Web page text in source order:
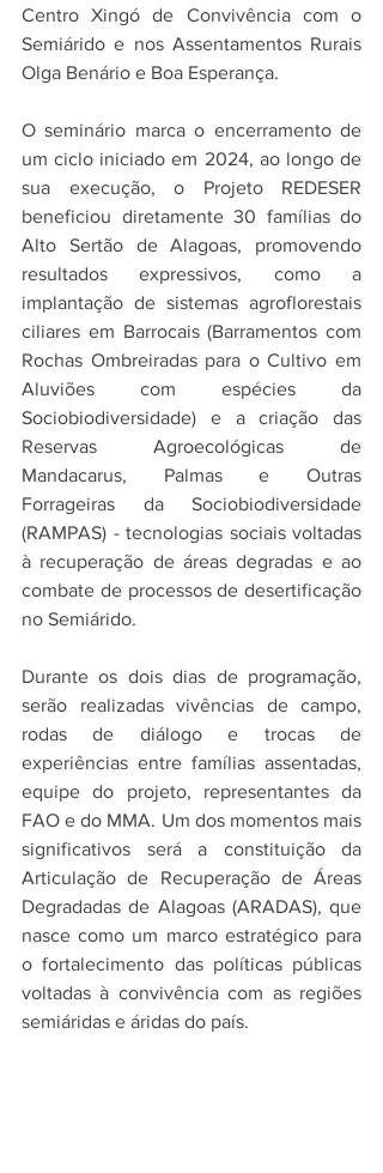
Centro Xingó de Convivência com o
Semiárido e nos Assentamentos Rurais
Olga Benário e Boa Esperança.
O seminário marca o encerramento de
um ciclo iniciado em 2024, ao longo de
sua execução, o Projeto REDESER
beneficiou diretamente 30 famílias do
Alto Sertão de Alagoas, promovendo
resultados expressivos, como a
implantação de sistemas agroflorestais
ciliares em Barrocais (Barramentos com
Rochas Ombreiradas para o Cultivo em
Aluviões com espécies da
Sociobiodiversidade)
e a criação das
Reservas Agroecológicas de
Mandacarus, Palmas e Outras
Forrageiras da Sociobiodiversidade
(RAMPAS) - tecnologias sociais voltadas
à recuperação de áreas degradas e ao
combate de processos de desertificação
no Semiárido.
Durante os dois dias de programação,
serão realizadas vivências de campo,
rodas de diálogo e trocas de
experiências entre famílias assentadas,
equipe do projeto, representantes da
FAO e do MMA. Um dos momentos mais
significativos será a constituição da
Articulação de Recuperação de Áreas
Degradadas de Alagoas (ARADAS), que
nasce como um marco estratégico para
o fortalecimento das políticas públicas
voltadas à convivência com as regiões
semiáridas e áridas do país.